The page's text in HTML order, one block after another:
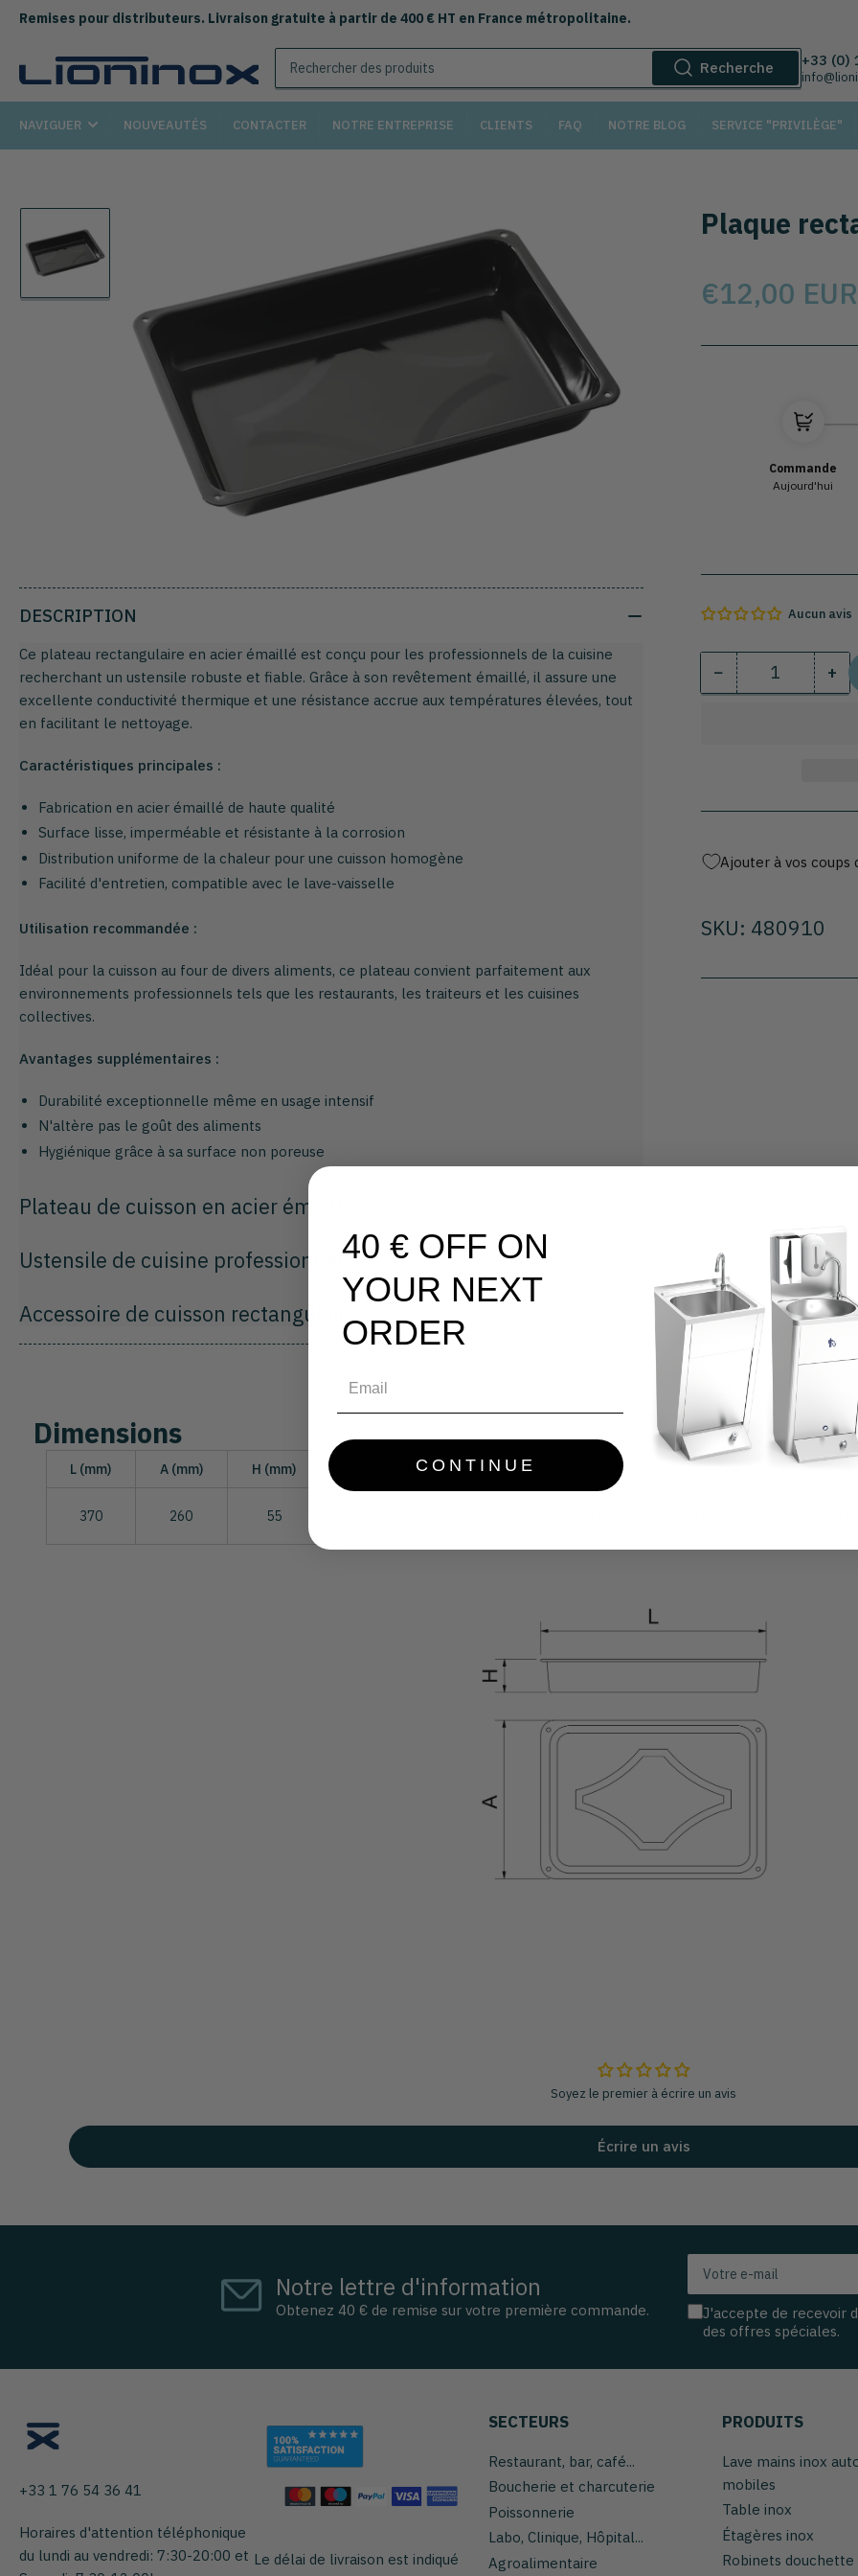
Remises pour distributeurs. Livraison gratuite à partir de 400 € HT en France métropolitaine.
Rechercher
des
produits
Recherche +33 (0)
NAVIGUER NOUVEAUTÉS CONTACTER NOTRE ENTREPRISE CLIENTS FAQ NOTRE BLOG SERVICE "PRIVILÈGE"
Chargement
la
Plaque
Prix
€12,00 EUR
Commande
Aujourd'hui
Aucun avis
− Diminuer
en
émaillé
Quantité +
en
Ajouter à vos coups
SKU: 480910
DESCRIPTION
Ce plateau rectangulaire en acier émaillé est conçu pour les professionnels de la cuisine
recherchant un ustensile robuste et fiable. Grâce à son revêtement émaillé, il assure une
excellente conductivité thermique et une résistance accrue aux températures élevées, tout
en facilitant le nettoyage.
Caractéristiques principales :
Fabrication en acier émaillé de haute qualité
Surface lisse, imperméable et résistante à la corrosion
Distribution uniforme de la chaleur pour une cuisson homogène
Facilité d'entretien, compatible avec le lave-vaisselle
Utilisation recommandée :
Idéal pour la cuisson au four de divers aliments, ce plateau convient parfaitement aux
environnements professionnels tels que les restaurants, les traiteurs et les cuisines
collectives.
Avantages supplémentaires :
Durabilité exceptionnelle même en usage intensif
N'altère pas le goût des aliments
Hygiénique grâce à sa surface non poreuse
Plateau de cuisson en acier émaillé
Ustensile de cuisine professionnel
Accessoire de cuisson rectangulaire
Dimensions
L (mm) A (mm) H (mm) Capacité (l) Kg
370 260 55
Soyez le premier à écrire un avis
Écrire un avis
Notre lettre d'information
Obtenez 40 € de remise sur votre première commande.
mail
J'accepte de recevoir
des offres spéciales.
+33 1 76 54 36 41
Horaires d'attention téléphonique
du lundi au vendredi: 7:30-20:00 et Le délai de livraison est indiqué
SECTEURS
Restaurant, bar, café...
Boucherie et charcuterie
Poissonnerie
Labo, Clinique, Hôpital...
Agroalimentaire
PRODUITS
Lave mains inox
mobiles
Table inox
Étagères inox
Robinets douchette
40 € OFF ON
YOUR NEXT
ORDER
CONTINUE